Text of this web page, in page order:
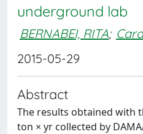
underground lab
BERNABEI, RITA;
2015-05-29
Abstract
The results obtained with
ton × yr collected by